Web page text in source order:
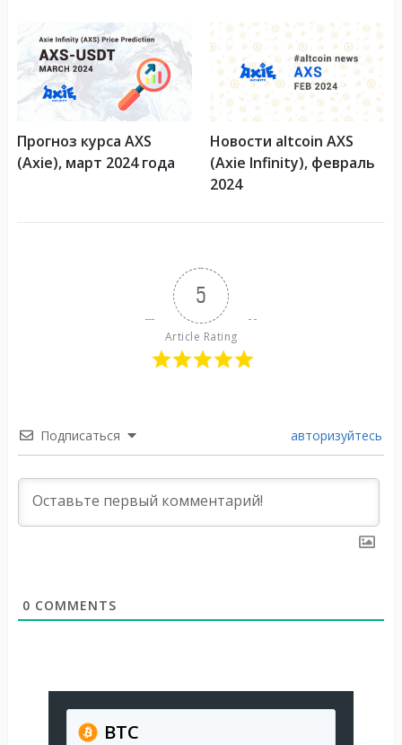
Прогноз курса AXS
(Axie), март 2024 года
Новости altcoin AXS
(Axie Infinity), февраль
2024
5
Article Rating
Подписаться авторизуйтесь
0 COMMENTS
BTC